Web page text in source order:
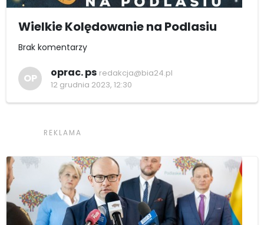
Wielkie Kolędowanie na Podlasiu
Brak komentarzy
OP oprac. ps redakcja@bia24.pl
12 grudnia 2023, 12:30